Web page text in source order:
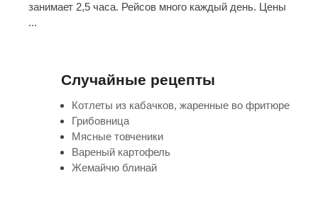
занимает 2,5 часа. Рейсов много каждый день. Цены
...
Случайные рецепты
Котлеты из кабачков, жаренные во фритюре
Грибовница
Мясные товченики
Вареный картофель
Жемайчю блинай